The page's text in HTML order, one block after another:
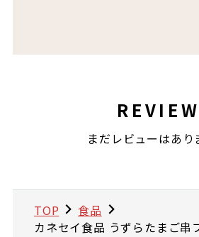
REVIEW
まだレビューはあり
TOP
食品
カネセイ食品 うずらたまご